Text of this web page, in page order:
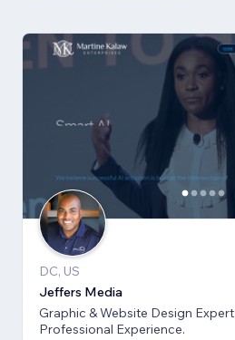
DC, US
Jeffers Media
Graphic & Website Design
Professional Experience.